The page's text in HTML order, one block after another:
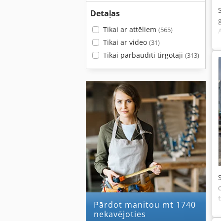
Detaļas
Tikai ar attēliem (565)
Tikai ar video (31)
Tikai pārbaudīti tirgotāji (313)
Pārdot manitou mt 1740
nekavējoties